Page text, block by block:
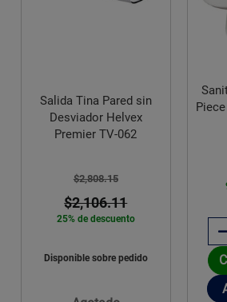
Piece Thor Marfil Foncer
Comprar Ahora